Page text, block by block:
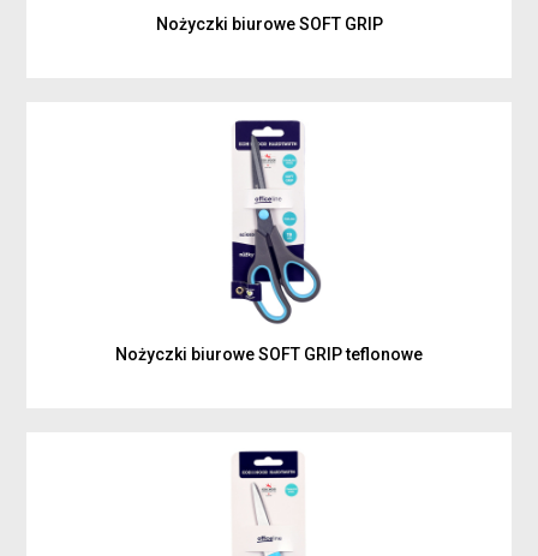
Nożyczki biurowe SOFT GRIP
Nożyczki biurowe SOFT GRIP teflonowe